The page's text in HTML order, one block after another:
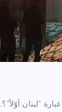
“لبنان أوّلاً”؟.